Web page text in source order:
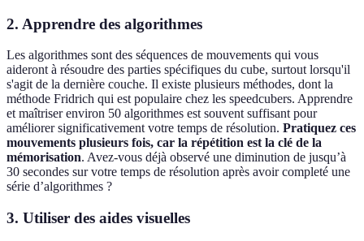
2. Apprendre des algorithmes
Les algorithmes sont des séquences de mouvements qui vous
aideront à résoudre des parties spécifiques du cube, surtout lorsqu'il
s'agit de la dernière couche. Il existe plusieurs méthodes, dont la
méthode Fridrich qui est populaire chez les speedcubers. Apprendre
et maîtriser environ 50 algorithmes est souvent suffisant pour
améliorer significativement votre temps de résolution. Pratiquez ces
mouvements plusieurs fois, car la répétition est la clé de la
mémorisation. Avez-vous déjà observé une diminution de jusqu’à
30 secondes sur votre temps de résolution après avoir completé une
série d’algorithmes ?
3. Utiliser des aides visuelles